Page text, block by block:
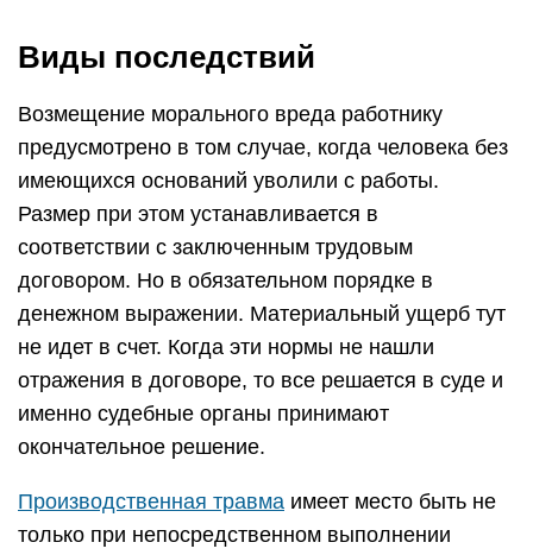
Виды последствий
Возмещение морального вреда работнику
предусмотрено в том случае, когда человека без
имеющихся оснований уволили с работы.
Размер при этом устанавливается в
соответствии с заключенным трудовым
договором. Но в обязательном порядке в
денежном выражении. Материальный ущерб тут
не идет в счет. Когда эти нормы не нашли
отражения в договоре, то все решается в суде и
именно судебные органы принимают
окончательное решение.
Производственная травма имеет место быть не
только при непосредственном выполнении